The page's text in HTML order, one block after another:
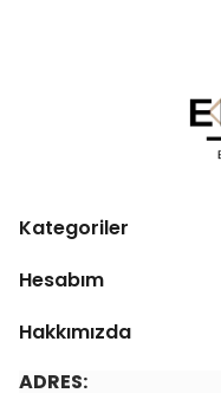
Kategoriler
Hesabım
Hakkımızda
ADRES: